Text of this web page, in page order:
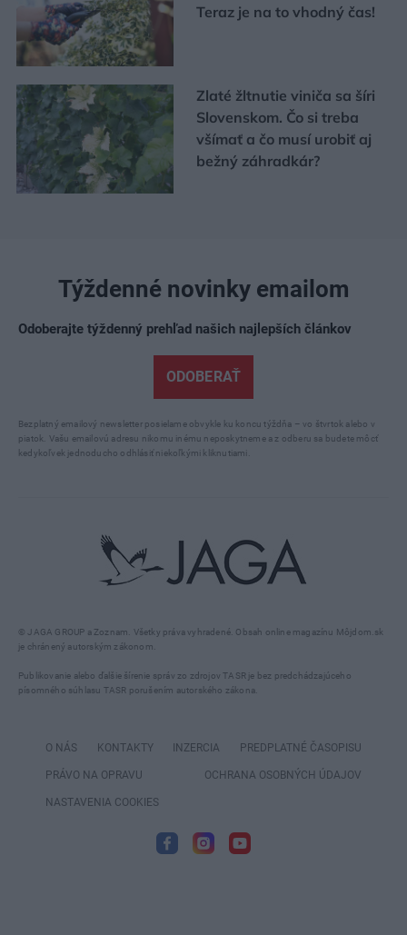
Teraz je na to vhodný čas!
Zlaté žltnutie viniča sa šíri
Slovenskom. Čo si treba
všímať a čo musí urobiť aj
bežný záhradkár?
© JAGA GROUP a Zoznam. Všetky práva vyhradené. Obsah online magazínu Môjdom.sk
je chránený autorským zákonom.
Publikovanie alebo ďalšie šírenie správ zo zdrojov TASR je bez predchádzajúceho
písomného súhlasu TASR porušením autorského zákona.
Týždenné novinky emailom
Odoberajte týždenný prehľad našich najlepších článkov
ODOBERAŤ
Bezplatný emailový newsletter posielame obvykle ku koncu týždňa – vo štvrtok alebo v
piatok. Vašu emailovú adresu nikomu inému neposkytneme a z odberu sa budete môcť
kedykoľvek jednoducho odhlásiť niekoľkými kliknutiami.
O NÁS KONTAKTY INZERCIA PREDPLATNÉ ČASOPISU
PRÁVO NA OPRAVU OCHRANA OSOBNÝCH ÚDAJOV
NASTAVENIA COOKIES